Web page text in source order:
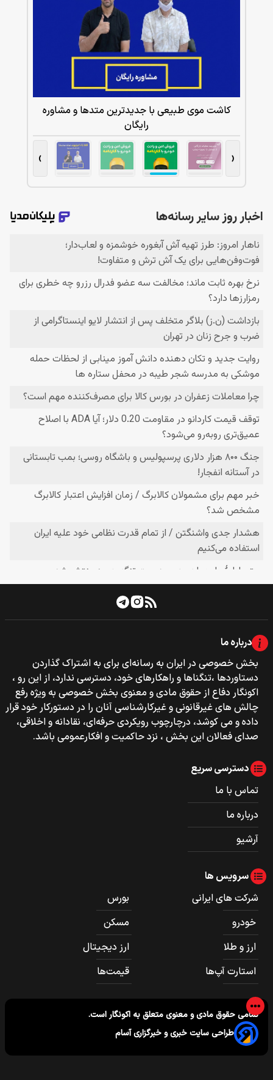
کاشت موی طبیعی با جدیدترین متدها و مشاوره
رایگان
‹
›
درباره ما
بخش خصوصی‌‌ در ایران به رسانه‌ای برای به اشتراک گذاردن
دستاوردها ،تنگناها و راهکارهای خود، دسترسی ندارد، از این رو ،
اکونگار دفاع از حقوق مادی و معنوی بخش خصوصی به ویژه رفع
چالش های غیرقانونی و غیرکارشناسی آنان را در دستورکار خود قرار
داده و می کوشد، درچارچوب رویکردی حرفه‌ای، نقادانه و اخلاقی،
صدای فعالان این بخش ، نزد حاکمیت و افکارعمومی باشد.
دسترسی سریع
تماس با ما
درباره ما
آرشیو
سرویس ها
شرکت های ایرانی
بورس
خودرو
مسکن
ارز و طلا
ارز دیجیتال
استارت آپ‌ها
قیمت‌ها
تمامی حقوق مادی و معنوی متعلق به اکونگاراست.
طراحی سایت خبری و خبرگزاری آسام